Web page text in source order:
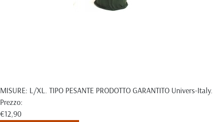
MISURE: L/XL. TIPO PESANTE PRODOTTO GARANTITO Univers-Italy.
Prezzo:
€12,90